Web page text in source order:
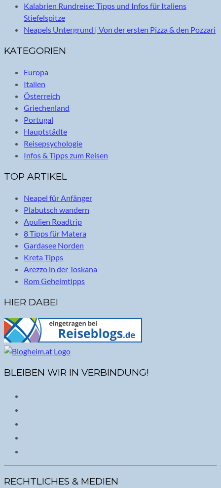
Kalabrien Rundreise: Tipps und Infos für Italiens
Stiefelspitze
Neapels Untergrund | Von der ersten Pizza & den Pozzari
KATEGORIEN
Europa
Italien
Österreich
Griechenland
Portugal
Hauptstädte
Reisepsychologie
Infos & Tipps zum Reisen
TOP ARTIKEL
Neapel für Anfänger
Plabutsch wandern
Apulien Roadtrip
8 Tipps für Matera
Gardasee Norden
Kreta Tipps
Arezzo in der Toskana
Rom Geheimtipps
HIER DABEI
BLEIBEN WIR IN VERBINDUNG!
RECHTLICHES & MEDIEN